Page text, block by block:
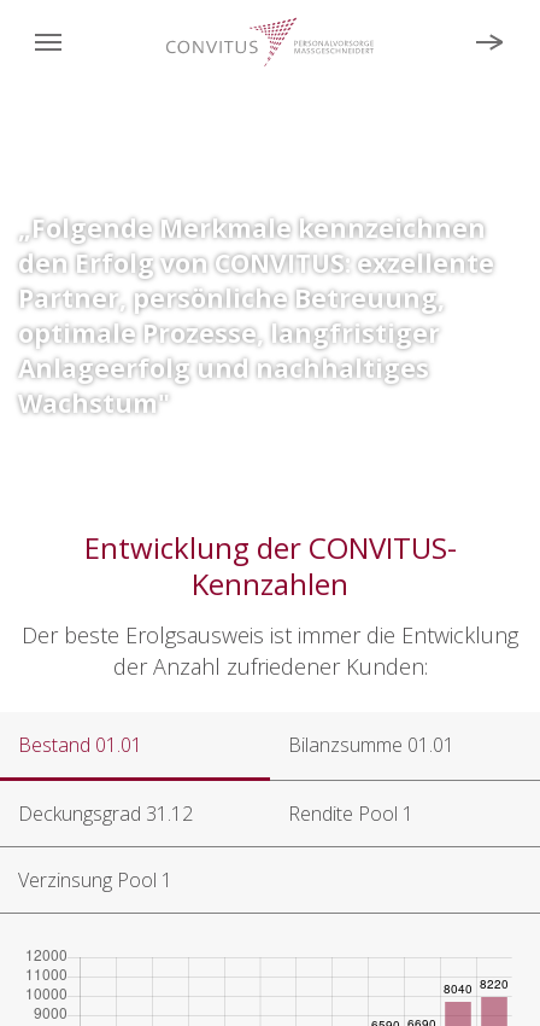
„Folgende Merkmale kennzeichnen
den Erfolg von CONVITUS: exzellente
Partner, persönliche Betreuung,
optimale Prozesse, langfristiger
Anlageerfolg und nachhaltiges
Wachstum"
Entwicklung der CONVITUS-
Kennzahlen
Der beste Erolgsausweis ist immer die Entwicklung
der Anzahl zufriedener Kunden:
Bestand 01.01 Bilanzsumme 01.01
Deckungsgrad 31.12 Rendite Pool 1
Verzinsung Pool 1